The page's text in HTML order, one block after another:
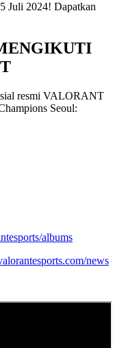
Juli 2024! Dapatkan
resmi VALORANT
Seoul:
albums
news